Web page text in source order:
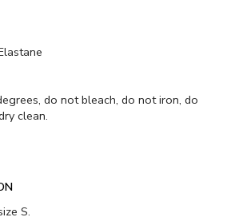
do not bleach, do not iron, do
clean.
S.